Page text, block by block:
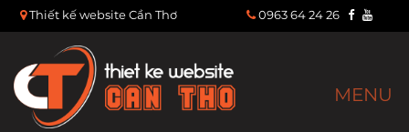
Thiết kế website Cần Thơ 0963 64 24 26
MENU